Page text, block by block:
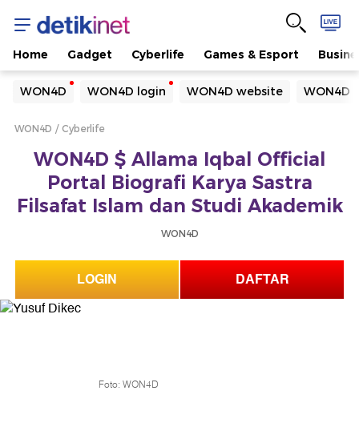
Home Gadget Cyberlife Games & Esport
WON4D WON4D login WON4D website WON4D
Yang sedang ramai dicari
Loading...
Loading...
WON4D Cyberlife
WON4D $ Allama Iqbal Official
Portal Biografi Karya Sastra
Filsafat Islam dan Studi Akademik
WON4D
LOGIN DAFTAR
Foto: WON4D